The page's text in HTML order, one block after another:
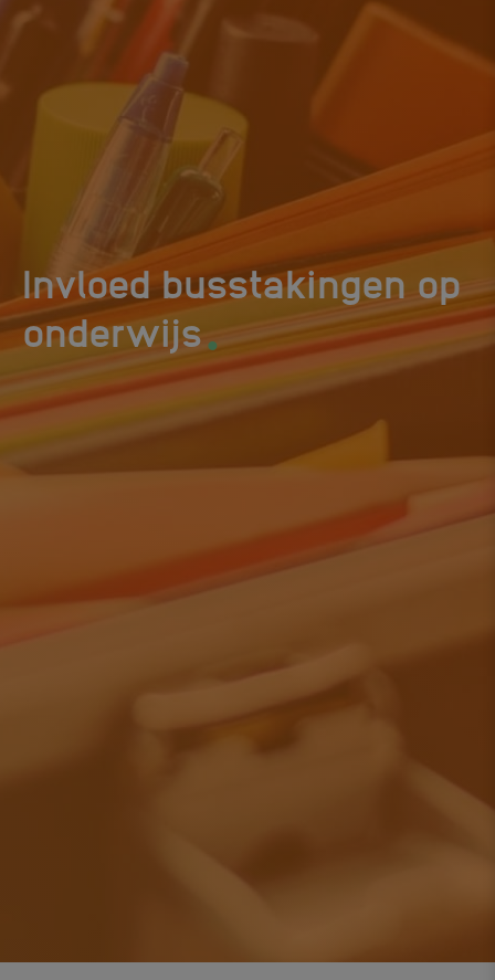
Invloed busstakingen op
onderwijs.